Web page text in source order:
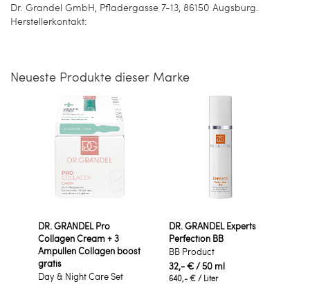
Dr. Grandel GmbH, Pfladergasse 7-13, 86150 Augsburg.
Herstellerkontakt:
Neueste Produkte dieser Marke
DR. GRANDEL Pro
Collagen Cream + 3
Ampullen Collagen boost
gratis
Day & Night Care Set
DR. GRANDEL Experts
Perfection BB
BB Product
32,- €/ 50 ml
640,- € / Liter